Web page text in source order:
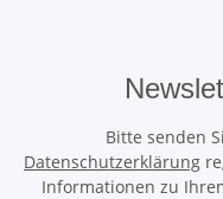
Bitte senden
Datenschutzerklärung
Informationen zu